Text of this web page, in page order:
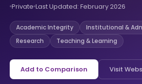
Private Last Updated: February 2026
Academic Integrity
Institutional &
Research
Teaching & Learning
Add to Comparison Visit